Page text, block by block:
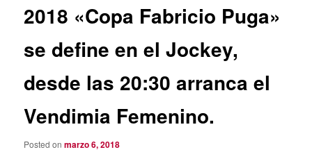
2018 «Copa Fabricio Puga»
se define en el Jockey,
desde las 20:30 arranca el
Vendimia Femenino.
Posted onmarzo 6, 2018